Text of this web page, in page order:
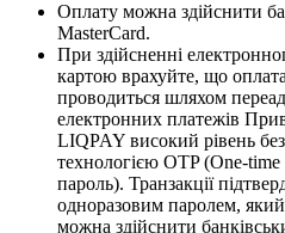
Оплату можна здійснити
MasterCard.
При здійсненні
картою врахуйте, що
проводиться шляхом
електронних платежів
LIQPAY високий рівень
технологією OTP (One-
пароль). Транзакції
одноразовим паролем,
можна здійснити